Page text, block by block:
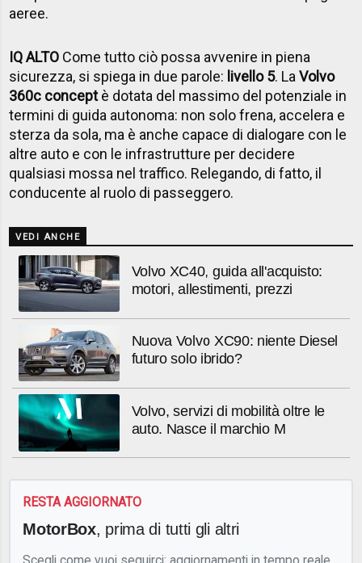
aeree.
IQ ALTO Come tutto ciò possa avvenire in piena
sicurezza, si spiega in due parole: livello 5. LaVolvo
360c conceptè dotata del massimo del potenziale in
termini di guida autonoma: non solo frena, accelera e
sterza da sola, ma è anche capace di dialogare con le
altre auto e con le infrastrutture per decidere
qualsiasi mossa nel traffico. Relegando, di fatto, il
conducente al ruolo di passeggero.
VEDI ANCHE
Volvo XC40, guida all'acquisto:
motori, allestimenti, prezzi
Nuova Volvo XC90: niente Diesel
futuro solo ibrido?
Volvo, servizi di mobilità oltre le
auto. Nasce il marchio M
RESTA AGGIORNATO
MotorBox, prima di tutti gli altri